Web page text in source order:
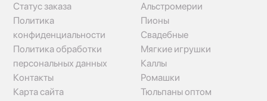
Статус заказа
Политика
конфиденциальности
Политика обработки
персональных данных
Контакты
Карта сайта
Альстромерии
Пионы
Свадебные
Мягкие игрушки
Каллы
Ромашки
Тюльпаны оптом